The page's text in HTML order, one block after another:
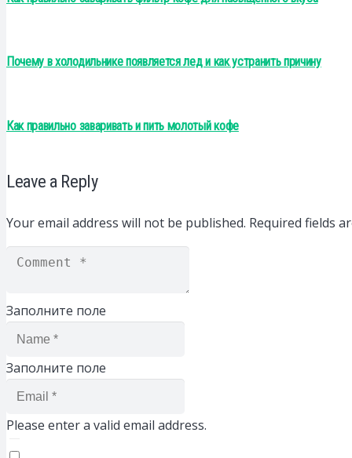
Почему в холодильнике появляется лед и как устранить причину
Как правильно заваривать и пить молотый кофе
Leave a Reply
Your email address will not be published. Required fields
Заполните поле
Заполните поле
Please enter a valid email address.